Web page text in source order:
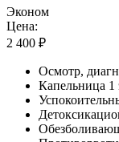
Эконом
Цена:
2 400 ₽
Осмотр,
Капельница 1